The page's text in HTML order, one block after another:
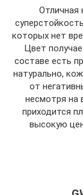
Отличная
которых нет
Цвет
составе есть
натурально,
от
несмотря на
приходится
высокую